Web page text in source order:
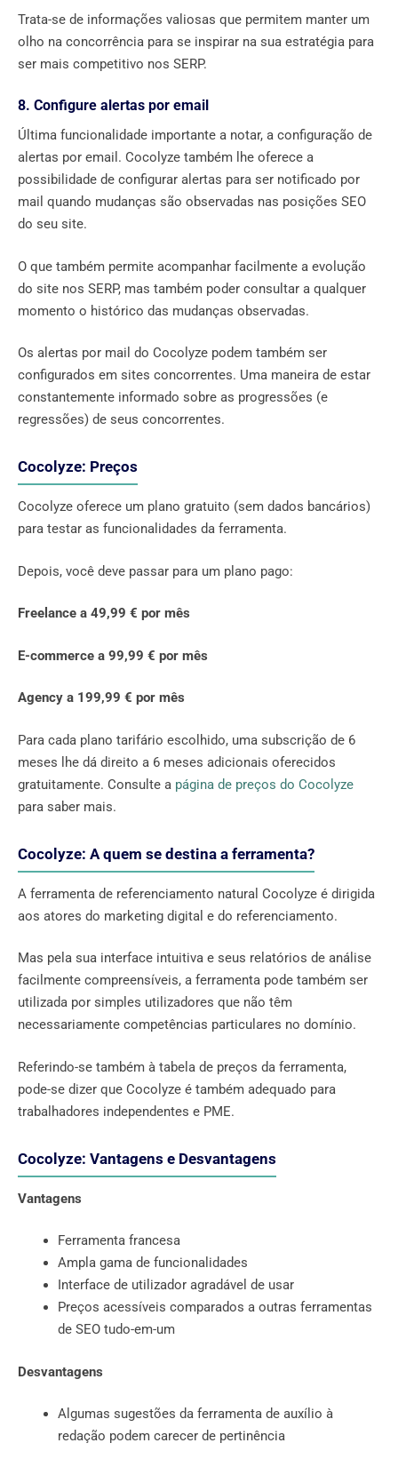
Trata-se de informações valiosas que permitem manter um
olho na concorrência para se inspirar na sua estratégia para
ser mais competitivo nos SERP.
8. Configure alertas por email
Última funcionalidade importante a notar, a configuração de
alertas por email. Cocolyze também lhe oferece a
possibilidade de configurar alertas para ser notificado por
mail quando mudanças são observadas nas posições SEO
do seu site.
O que também permite acompanhar facilmente a evolução
do site nos SERP, mas também poder consultar a qualquer
momento o histórico das mudanças observadas.
Os alertas por mail do Cocolyze podem também ser
configurados em sites concorrentes. Uma maneira de estar
constantemente informado sobre as progressões (e
regressões) de seus concorrentes.
Cocolyze: Preços
Cocolyze oferece um plano gratuito (sem dados bancários)
para testar as funcionalidades da ferramenta.
Depois, você deve passar para um plano pago:
Freelance a 49,99 € por mês
E-commerce a 99,99 € por mês
Agency a 199,99 € por mês
Para cada plano tarifário escolhido, uma subscrição de 6
meses lhe dá direito a 6 meses adicionais oferecidos
gratuitamente. Consulte a página de preços do Cocolyze
para saber mais.
Cocolyze: A quem se destina a ferramenta?
A ferramenta de referenciamento natural Cocolyze é dirigida
aos atores do marketing digital e do referenciamento.
Mas pela sua interface intuitiva e seus relatórios de análise
facilmente compreensíveis, a ferramenta pode também ser
utilizada por simples utilizadores que não têm
necessariamente competências particulares no domínio.
Referindo-se também à tabela de preços da ferramenta,
pode-se dizer que Cocolyze é também adequado para
trabalhadores independentes e PME.
Cocolyze: Vantagens e Desvantagens
Vantagens
Ferramenta francesa
Ampla gama de funcionalidades
Interface de utilizador agradável de usar
Preços acessíveis comparados a outras ferramentas
de SEO tudo-em-um
Desvantagens
Algumas sugestões da ferramenta de auxílio à
redação podem carecer de pertinência